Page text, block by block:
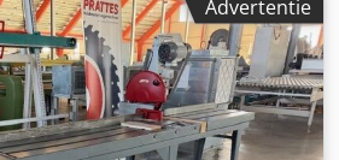
, Geen minimumprijs –
tegen het hoogste bod!
Zaaglengte max.: 3.000 mm
550 mm Zaagdoorsnede max.:
Zaagbladmotor: 4 kW
Transportafmetingen: 6.700 × 1.600
Advertentie